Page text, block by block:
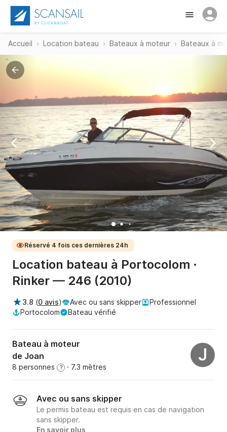
Accueil Location bateau Bateaux à moteur Bateaux à
Réservé 4 fois ces dernières 24h
Location bateau à Portocolom ·
Rinker — 246 (2010)
3.8 (0 avis) Avec ou sans skipper
Professionnel
Portocolom
Bateau vérifié
Bateau à moteur
de Joan
8 personnes ? · 7.3 mètres
J
Avec ou sans skipper
Le permis bateau est requis en cas de navigation
sans skipper.
En savoir plus